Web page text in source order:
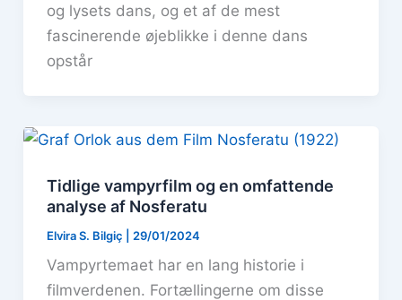
og lysets dans, og et af de mest
fascinerende øjeblikke i denne dans
opstår
Tidlige vampyrfilm og en omfattende
analyse af Nosferatu
Elvira S. Bilgiç 29/01/2024
Vampyrtemaet har en lang historie i
filmverdenen. Fortællingerne om disse